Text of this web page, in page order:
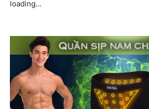
loading…